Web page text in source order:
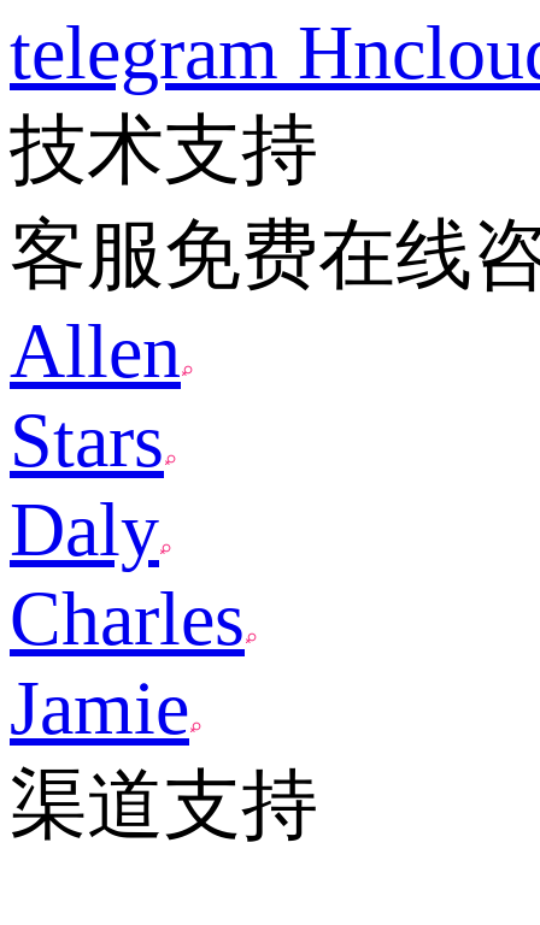
telegram
技术支持
客服免费在线
Allen
Stars
Daly
Charles
Jamie
渠道支持